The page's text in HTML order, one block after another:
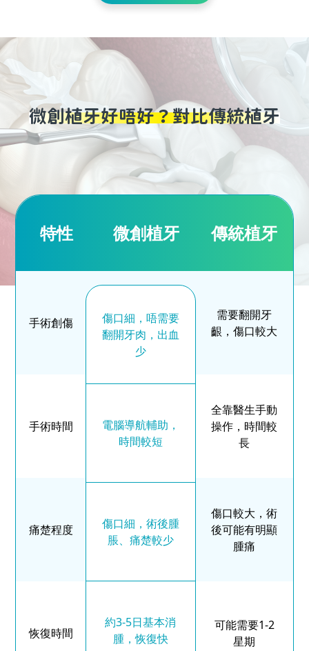
微創植牙好唔好？對比傳統植牙
特性 微創植牙 傳統植牙
手術創傷
手術時間
痛楚程度
恢復時間
傷口細，唔需要
翻開牙肉，出血
少
電腦導航輔助，
時間較短
傷口細，術後腫
脹、痛楚較少
約3-5日基本消
腫，恢復快
需要翻開牙
齦，傷口較大
全靠醫生手動
操作，時間較
長
傷口較大，術
後可能有明顯
腫痛
可能需要1-2
星期